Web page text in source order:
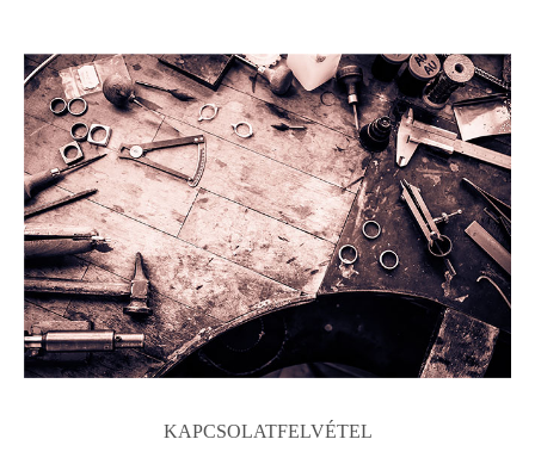
KAPCSOLATFELVÉTEL